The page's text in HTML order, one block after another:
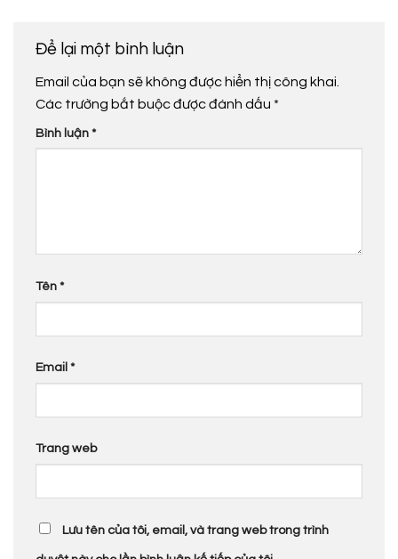
Để lại một bình luận
Email của bạn sẽ không được hiển thị công khai.
Các trường bắt buộc được đánh dấu *
Bình luận *
Tên *
Email *
Trang web
Lưu tên của tôi, email, và trang web trong trình